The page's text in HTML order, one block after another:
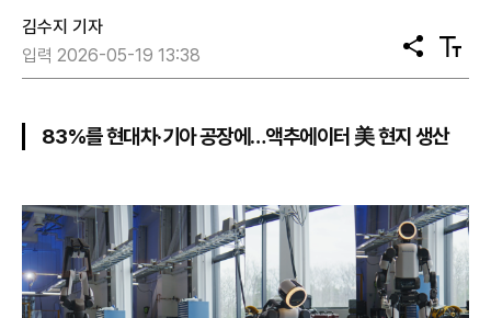
김수지 기자
입력 2026-05-19 13:38
공
유
텍
스
기
83%를 현대차·기아 공장에…액추에이터 美 현지 생산